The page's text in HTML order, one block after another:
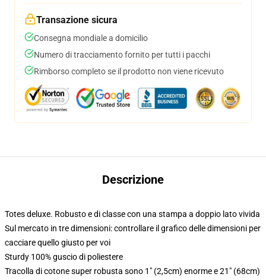
Transazione sicura
Consegna mondiale a domicilio
Numero di tracciamento fornito per tutti i pacchi
Rimborso completo se il prodotto non viene ricevuto
Descrizione
Totes deluxe. Robusto e di classe con una stampa a doppio lato vivida
Sul mercato in tre dimensioni: controllare il grafico delle dimensioni per
cacciare quello giusto per voi
Sturdy 100% guscio di poliestere
Tracolla di cotone super robusta sono 1" (2,5cm) enorme e 21" (68cm)